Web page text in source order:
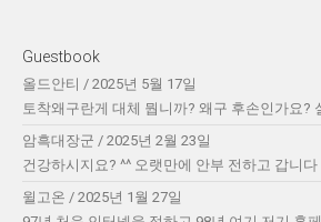
Guestbook
올드안티 / 2025년 5월 17일
토착왜구란게 대체 뭡니까? 왜구 후손인가요?
암흑대장군 / 2025년 2월 23일
건강하시지요? ^^ 오랫만에 안부 전하고 갑니다
윌고온 / 2025년 1월 27일